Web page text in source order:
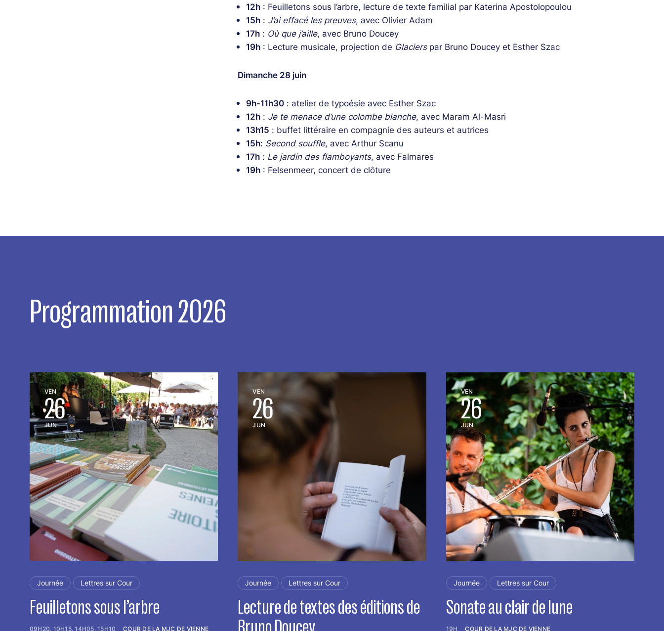
12h : Feuilletons sous l’arbre, lecture de texte familial par Katerina Apostolopoulou
15h : J’ai effacé les preuves, avec Olivier Adam
17h : Où que j’aille, avec Bruno Doucey
19h : Lecture musicale, projection de Glaciers par Bruno Doucey et Esther Szac
Dimanche 28 juin
9h-11h30 : atelier de typoésie avec Esther Szac
12h : Je te menace d’une colombe blanche, avec Maram Al-Masri
13h15 : buffet littéraire en compagnie des auteurs et autrices
15h: Second souffle, avec Arthur Scanu
17h : Le jardin des flamboyants, avec Falmares
19h : Felsenmeer, concert de clôture
Programmation 2026
VEN
26
JUN
Journée Lettres sur Cour
Feuilletons sous l’arbre
09H20, 10H15, 14H05, 15H10 COUR DE LA MJC DE VIENNE
VEN
26
JUN
Journée Lettres sur Cour
Lecture de textes des éditions de
VEN
26
JUN
Journée Lettres sur Cour
Sonate au clair de lune
19H COUR DE LA MJC DE VIENNE